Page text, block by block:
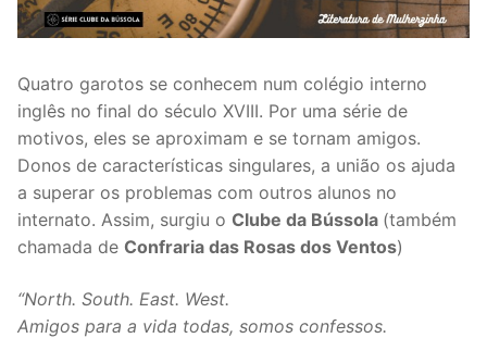
Quatro garotos se conhecem num colégio interno
inglês no final do século XVIII. Por uma série de
motivos, eles se aproximam e se tornam amigos.
Donos de características singulares, a união os ajuda
a superar os problemas com outros alunos no
internato. Assim, surgiu o Clube da Bússola (também
chamada de Confraria das Rosas dos Ventos)
“North. South. East. West.
Amigos para a vida todas, somos confessos.